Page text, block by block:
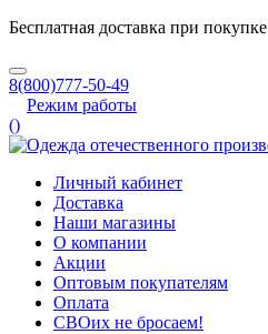
Бесплатная доставка при
8(800)777-50-49
Режим работы
()
Личный кабинет
Доставка
Наши магазины
О компании
Акции
Оптовым покупателям
Оплата
СВОих не бросаем!